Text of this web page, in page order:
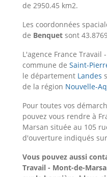
de 2950.45 km2.
Les coordonnées
de Benquet sont
L'agence France
commune de Saint-
le département Landes
de la région Nouvelle-
Pour toutes vos
pouvez vous rendre à
Marsan située au 105
d'ouverture indiqués
Vous pouvez aussi
Travail - Mont-de-